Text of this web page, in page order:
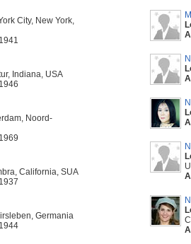
City, New York,
Indiana, USA
Noord-
California, SUA
Germania